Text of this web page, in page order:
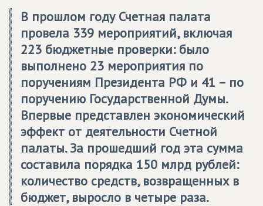
В прошлом году Счетная палата
провела 339 мероприятий, включая
223 бюджетные проверки: было
выполнено 23 мероприятия по
поручениям Президента РФ и 41 – по
поручению Государственной Думы.
Впервые представлен экономический
эффект от деятельности Счетной
палаты. За прошедший год эта сумма
составила порядка 150 млрд рублей:
количество средств, возвращенных в
бюджет, выросло в четыре раза.